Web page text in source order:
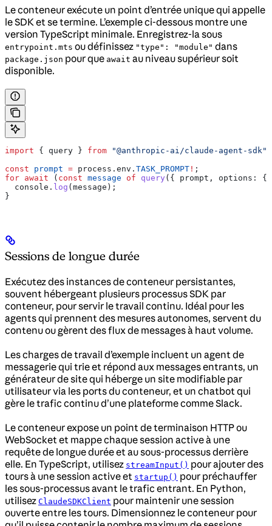
Le conteneur exécute un point d’entrée unique qui appelle
le SDK et se termine. L’exemple ci-dessous montre une
version TypeScript minimale. Enregistrez-la sous
entrypoint.mts ou définissez "type": "module" dans
package.json pour que await au niveau supérieur soit
disponible.
import { query } from "@anthropic-ai/claude-agent-sdk"
const prompt = process . env . TASK_PROMPT ! ;
for await ( const message of query ({ prompt , options:
{
  console
. log (message );
}
Sessions de longue durée
Exécutez des instances de conteneur persistantes,
souvent hébergeant plusieurs processus SDK par
conteneur, pour servir le travail continu. Idéal pour les
agents qui prennent des mesures autonomes, servent du
contenu ou gèrent des flux de messages à haut volume.
Les charges de travail d’exemple incluent un agent de
messagerie qui trie et répond aux messages entrants, un
générateur de site qui héberge un site modifiable par
utilisateur via les ports du conteneur, et un chatbot qui
gère le trafic continu d’une plateforme comme Slack.
Le conteneur expose un point de terminaison HTTP ou
WebSocket et mappe chaque session active à une
requête de longue durée et au sous-processus derrière
elle. En TypeScript, utilisez streamInput() pour ajouter des
tours à une session active et startup() pour préchauffer
les sous-processus avant le trafic entrant. En Python,
utilisez ClaudeSDKClient pour maintenir une session
ouverte entre les tours. Dimensionnez le conteneur pour